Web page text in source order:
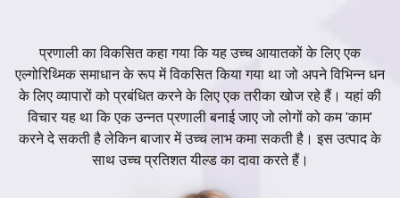
प्रणाली का विकसित कहा गया कि यह उच्च आयातकों के लिए एक
एल्गोरिथ्मिक समाधान के रूप में विकसित किया गया था जो अपने विभिन्न धन
के लिए व्यापारों को प्रबंधित करने के लिए एक तरीका खोज रहे हैं। यहां की
विचार यह था कि एक उन्नत प्रणाली बनाई जाए जो लोगों को कम 'काम'
करने दे सकती है लेकिन बाजार में उच्च लाभ कमा सकती है। इस उत्पाद के
साथ उच्च प्रतिशत यील्ड का दावा करते हैं।